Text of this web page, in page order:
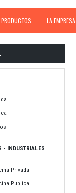
LA EMPRESA
- INDUSTRIALES
Privada
Publica